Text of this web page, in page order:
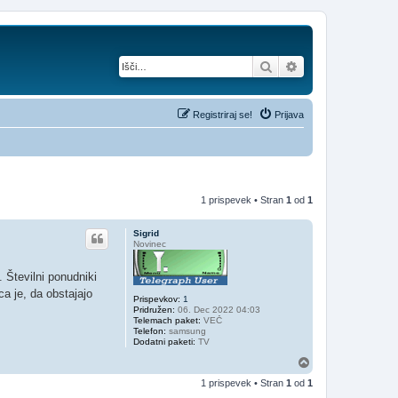
Iskanje
Prijava
Registriraj se!
1 prispevek • Stran 1 od 1
Sigrid
Novinec
Prispevkov: 1
Pridružen: 06. Dec 2022 04:03
Telemach paket: VEČ
Telefon: samsung
Dodatni paketi: TV
Številni ponudniki
je, da obstajajo
a
v
1 prispevek • Stran 1 od 1